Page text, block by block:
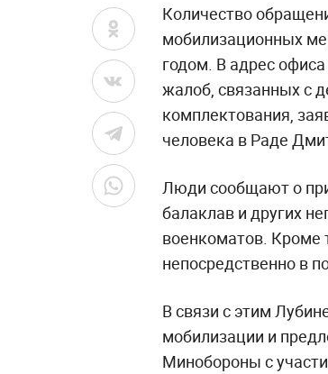
Количество
мобилизационных
годом. В адрес
жалоб, связанных с
комплектования,
человека в Раде
Люди сообщают о
балаклав и других
военкоматов. Кроме
непосредственно в
В связи с этим
мобилизации и
Минобороны с